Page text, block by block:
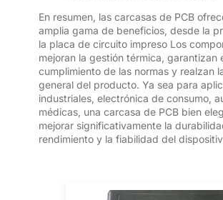
En resumen, las carcasas de PCB
amplia gama de beneficios, desde la
la placa de circuito impreso Los
mejoran la gestión térmica, garantizan
cumplimiento de las normas y realzan
general del producto. Ya sea para
industriales, electrónica de consumo,
médicas, una carcasa de PCB bien
mejorar significativamente la
rendimiento y la fiabilidad del